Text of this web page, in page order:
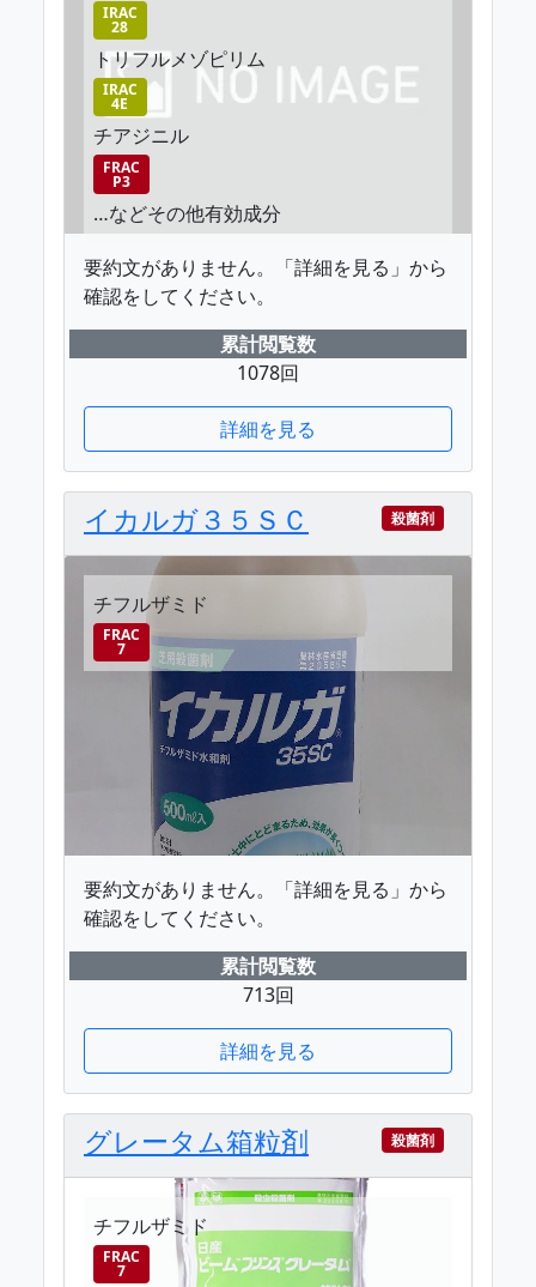
IRAC
28
トリフルメゾピリム
IRAC
4E
チアジニル
FRAC
P3
…などその他有効成分
要約文がありません。「詳細を見る」から
確認をしてください。
累計閲覧数
1078回
詳細を見る
イカルガ３５ＳＣ 殺菌剤
チフルザミド
FRAC
7
要約文がありません。「詳細を見る」から
確認をしてください。
累計閲覧数
713回
詳細を見る
グレータム箱粒剤 殺菌剤
チフルザミド
FRAC
7